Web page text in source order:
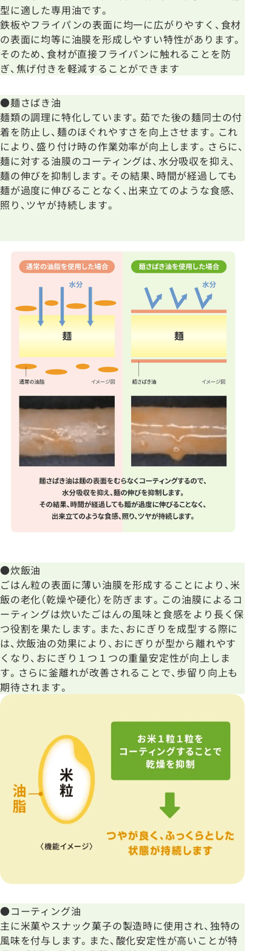
型に適した専用油です。
鉄板やフライパンの表面に均一に広がりやすく、食材
の表面に均等に油膜を形成しやすい特性があります。
そのため、食材が直接フライパンに触れることを防
ぎ、焦げ付きを軽減することができます
●麺さばき油
麺類の調理に特化しています。茹でた後の麺同士の付
着を防止し、麺のほぐれやすさを向上させます。これ
により、盛り付け時の作業効率が向上します。さらに、
麺に対する油膜のコーティングは、水分吸収を抑え、
麺の伸びを抑制します。その結果、時間が経過しても
麺が過度に伸びることなく、出来立てのような食感、
照り、ツヤが持続します。
●炊飯油
ごはん粒の表面に薄い油膜を形成することにより、米
飯の老化（乾燥や硬化）を防ぎます。この油膜によるコ
ーティングは炊いたごはんの風味と食感をより長く保
つ役割を果たします。また、おにぎりを成型する際に
は、炊飯油の効果により、おにぎりが型から離れやす
くなり、おにぎり１つ１つの重量安定性が向上しま
す。さらに釜離れが改善されることで、歩留り向上も
期待されます。
●コーティング油
主に米菓やスナック菓子の製造時に使用され、独特の
風味を付与します。また、酸化安定性が高いことが特